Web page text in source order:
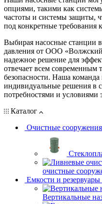
опциями, такими как
частоты и системы защиты,
под конкретные требования
Выбирая насосные станции
давления от ООО
надежное решение для
отвечает всем современным
безопасности. Наша команда
индивидуальные решения в
потребностями и условиями
Каталог
Очистные
очистные
Емкости и резервуары
Вертикальные